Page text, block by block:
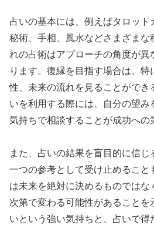
占いの基本には、例えばタロット
秘術、手相、風水などさまざまな
れの占術はアプローチの角度が異
ります。復縁を目指す場合は、
性、未来の流れを見ることができ
いを利用する際には、自分の望み
気持ちで相談することが成功への
また、占いの結果を盲目的に信
一つの参考として受け止めること
は未来を絶対に決めるものでは
次第で変わる可能性があることを
いという強い気持ちと、占いで得